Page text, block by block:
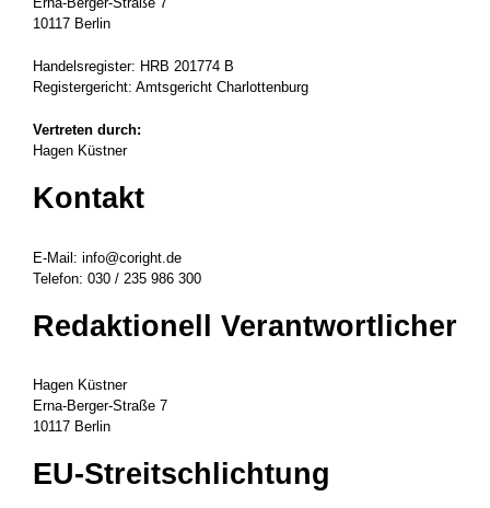
10117 Berlin
Handelsregister: HRB 201774 B
Registergericht: Amtsgericht Charlottenburg
Vertreten durch:
Hagen Küstner
Kontakt
E-Mail: info@coright.de
Telefon: 030 / 235 986 300
Redaktionell Verantwortlicher
Hagen Küstner
Erna-Berger-Straße 7
10117 Berlin
EU-Streitschlichtung